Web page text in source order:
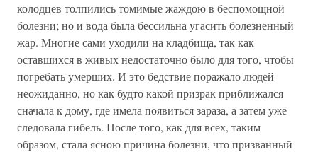
колодцев толпились томимые жаждою в беспомощной
болезни; но и вода была бессильна угасить болезненный
жар. Многие сами уходили на кладбища, так как
оставшихся в живых недостаточно было для того, чтобы
погребать умерших. И это бедствие поражало людей
неожиданно, но как будто какой призрак приближался
сначала к дому, где имела появиться зараза, а затем уже
следовала гибель. После того, как для всех, таким
образом, стала ясною причина болезни, что призванный